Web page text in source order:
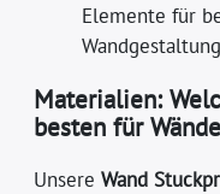
Elemente für
Materialien:
besten für
UnsereWand